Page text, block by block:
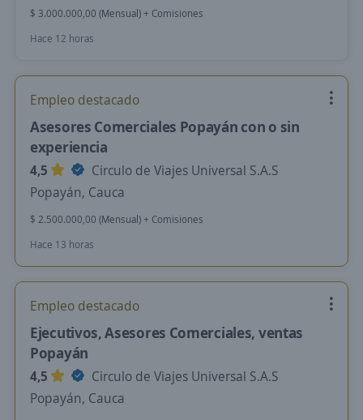
$ 3.000.000,00 (Mensual) + Comisiones
Hace 12 horas
Empleo destacado
Asesores Comerciales Popayán con o sin
experiencia
4,5
Circulo de Viajes Universal S.A.S
Popayán, Cauca
$ 2.500.000,00 (Mensual) + Comisiones
Hace 13 horas
Empleo destacado
Ejecutivos, Asesores Comerciales, ventas
Popayán
4,5
Circulo de Viajes Universal S.A.S
Popayán, Cauca